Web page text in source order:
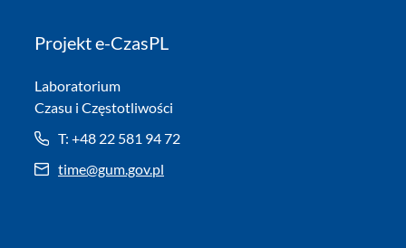
Projekt e-CzasPL
Laboratorium
Czasu i Częstotliwości
T: +48 22 581 94 72
time@gum.gov.pl